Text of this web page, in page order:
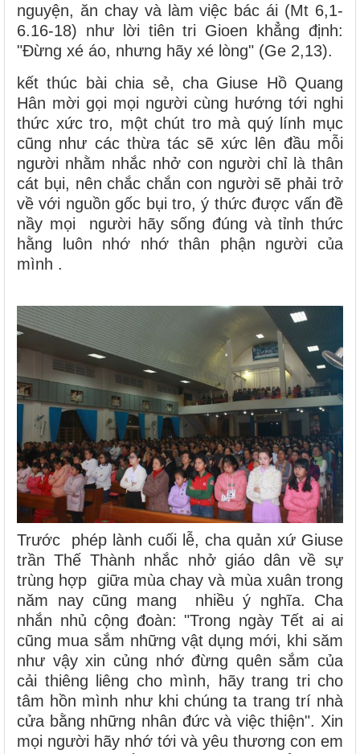
nguyện, ăn chay và làm việc bác ái (Mt 6,1-
6.16-18) như lời tiên tri Gioen khẳng định:
"Đừng xé áo, nhưng hãy xé lòng" (Ge 2,13).
kết thúc bài chia sẻ, cha Giuse Hồ Quang
Hân mời gọi mọi người cùng hướng tới nghi
thức xức tro, một chút tro mà quý lính mục
cũng như các thừa tác sẽ xức lên đầu mỗi
người nhằm nhắc nhở con người chỉ là thân
cát bụi, nên chắc chắn con người sẽ phải trở
về với nguồn gốc bụi tro, ý thức được vấn đề
nầy mọi người hãy sống đúng và tỉnh thức
hằng luôn nhớ nhớ thân phận người của
mình .
Trước phép lành cuối lễ, cha quản xứ Giuse
trần Thế Thành nhắc nhở giáo dân về sự
trùng hợp giữa mùa chay và mùa xuân trong
năm nay cũng mang nhiều ý nghĩa. Cha
nhắn nhủ cộng đoàn: "Trong ngày Tết ai ai
cũng mua sắm những vật dụng mới, khi săm
như vậy xin củng nhớ đừng quên sắm của
cải thiêng liêng cho mình, hãy trang tri cho
tâm hồn mình như khi chúng ta trang trí nhà
cửa bằng những nhân đức và việc thiện". Xin
mọi người hãy nhớ tới và yêu thương con em